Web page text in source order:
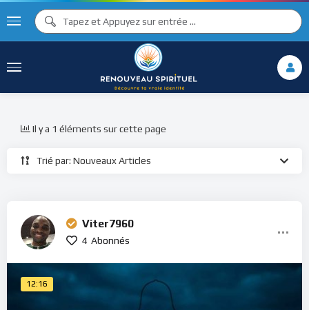
Trié par: Nouveaux Articles
Il y a 1 éléments sur cette page
Viter7960
4 Abonnés
12:16